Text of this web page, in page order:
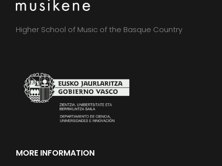
Higher School of Music of the Basque Country
MORE INFORMATION